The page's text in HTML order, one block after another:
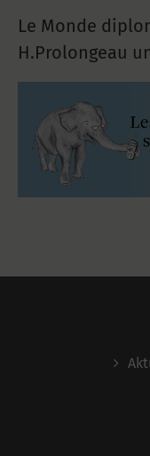
Le Monde
H.Prolongeau